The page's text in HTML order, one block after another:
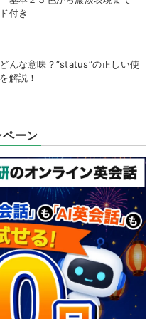
付き
んな意味？”status”の正しい使
解説！
ーン